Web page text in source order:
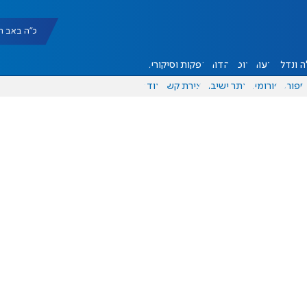
כ"ה באב תשפ"ו
ונדל"ן דעות אוכל יהדות הפקות וסיקורים
ספורט פורומים אתר ישיבה יצירת קשר עוד